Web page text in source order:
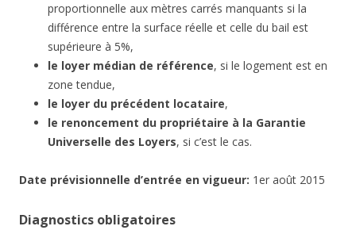
proportionnelle aux mètres carrés manquants si la
différence entre la surface réelle et celle du bail est
supérieure à 5%,
le loyer médian de référence, si le logement est en
zone tendue,
le loyer du précédent locataire,
le renoncement du propriétaire à la Garantie
Universelle des Loyers, si c’est le cas.
Date prévisionnelle d’entrée en vigueur: 1er août 2015
Diagnostics obligatoires